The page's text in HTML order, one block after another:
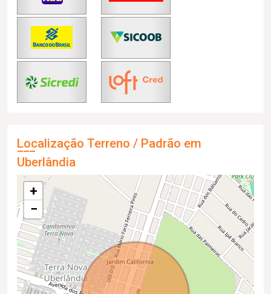
Localização Terreno / Padrão em
Uberlândia
+
−